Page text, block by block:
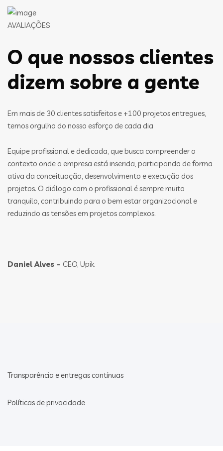
AVALIAÇÕES
O que nossos clientes
dizem sobre a gente
Em mais de 30 clientes satisfeitos e +100 projetos entregues,
temos orgulho do nosso esforço de cada dia
Equipe profissional e dedicada, que busca compreender o
contexto onde a empresa está inserida, participando de forma
ativa da conceituação, desenvolvimento e execução dos
projetos. O diálogo com o profissional é sempre muito
tranquilo, contribuindo para o bem estar organizacional e
reduzindo as tensões em projetos complexos.
Daniel Alves – CEO, Upik
Transparência e entregas contínuas
Políticas de privacidade